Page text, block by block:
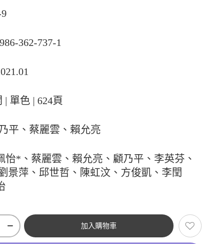
362-737-1
| 單色 | 624頁
平、蔡麗雲、賴允亮
怡*、蔡麗雲、賴允亮、顧乃平、李英芬、
景萍、邱世哲、陳虹汶、方俊凱、李閏
加入購物車